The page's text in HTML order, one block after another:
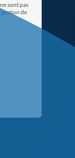
sont pas
de